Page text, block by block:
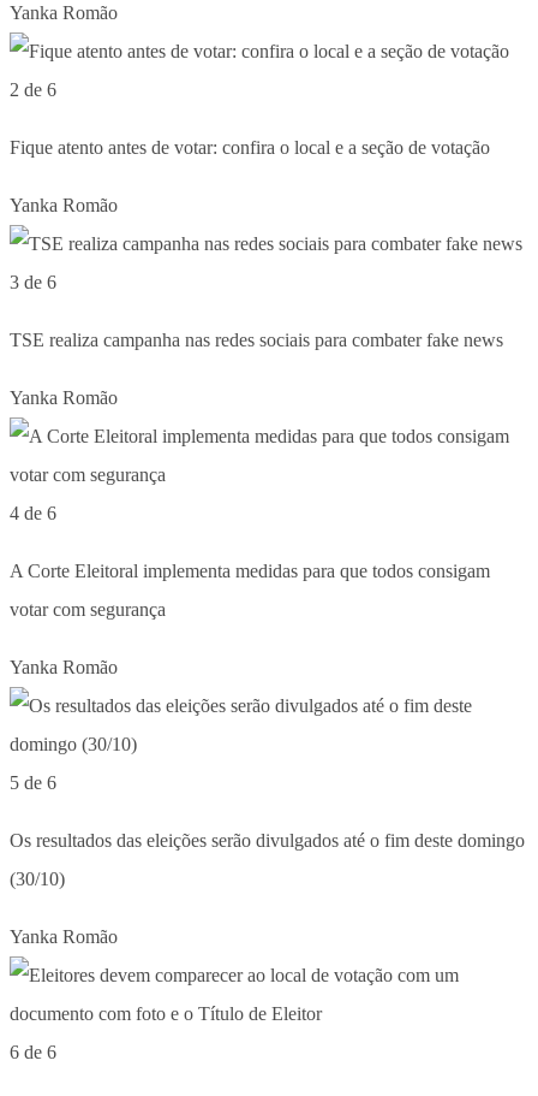
Yanka Romão
2 de 6
Fique atento antes de votar: confira o local e a seção de votação
Yanka Romão
3 de 6
TSE realiza campanha nas redes sociais para combater fake news
Yanka Romão
4 de 6
A Corte Eleitoral implementa medidas para que todos consigam
votar com segurança
Yanka Romão
5 de 6
Os resultados das eleições serão divulgados até o fim deste domingo
(30/10)
Yanka Romão
6 de 6